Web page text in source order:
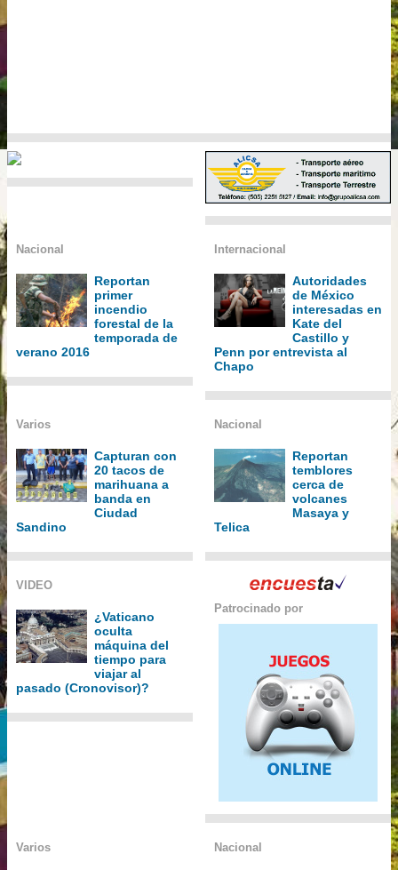
Nacional
Reportan
primer
incendio
forestal de la
temporada de
verano 2016
Internacional
Autoridades
de México
interesadas en
Kate del
Castillo y
Penn por entrevista al
Chapo
Varios
Capturan con
20 tacos de
marihuana a
banda en
Ciudad
Sandino
Nacional
Reportan
temblores
cerca de
volcanes
Masaya y
Telica
VIDEO
¿Vaticano
oculta
máquina del
tiempo para
viajar al
pasado (Cronovisor)?
Patrocinado por
Varios Nacional